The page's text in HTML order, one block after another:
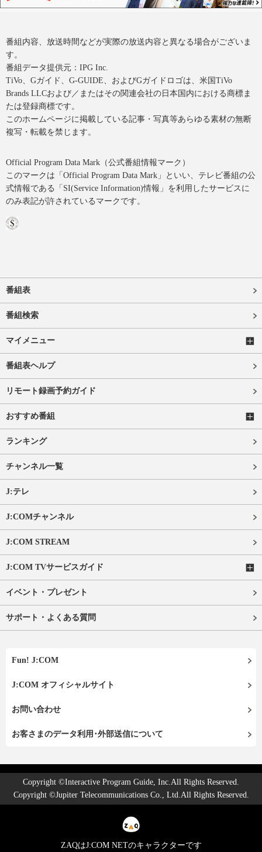
番組内容、放送時間などが実際の放送内容と異なる場合がございま
す。
番組データ提供元：IPG Inc.
TiVo、Gガイド、G-GUIDE、およびGガイドロゴは、米国TiVo
Brands LLCおよび／またはその関連会社の日本国内における商標ま
たは登録商標です。
このホームページに掲載している記事・写真等あらゆる素材の無断
複写・転載を禁じます。
Official Program Data Mark（公式番組情報マーク）
このマークは「Official Program Data Mark」といい、テレビ番組の公
式情報である「SI(Service Information)情報」を利用したサービスに
のみ表記が許されているマークです。
番組表
番組検索
マイメニュー
番組表ヘルプ
リモート録画予約ガイド
おすすめ番組
ランキング
チャンネル一覧
J:テレ
J:COMチャンネル
J:COM STREAM
J:COM TVサービスガイド
イベント・プレゼント
サポート・よくある質問
Fun! J:COM
J:COM オフィシャルサイト
お問い合わせ
お客さまのデータ利用･外部送信について
Copyright ©Interactive Program Guide, Inc.All Rights Reserved.
Copyright ©Jupiter Telecommunications Co., Ltd.All Rights Reserved.
ZAQはJ:COM NETのキャラクターです